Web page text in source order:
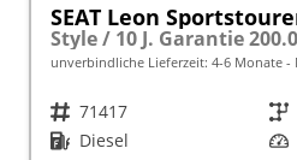
SEAT Leon
unverbindliche Lieferzeit: 4-6 Monate
Fahrzeugnr. 71417 Getriebe
Kraftstoff Diesel Leistung